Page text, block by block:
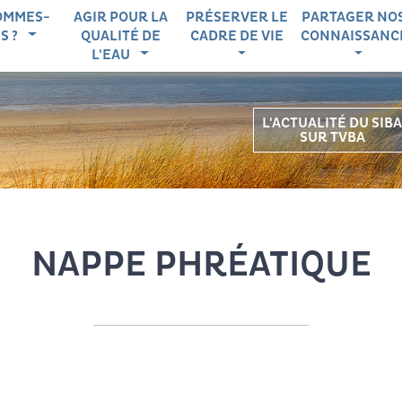
principale
?
AGIR POUR LA
QUALITÉ DE
L'EAU
PRÉSERVER LE
CADRE DE VIE
PARTAGER
L'ACTUALITÉ DU SIBA
SUR TVBA
NAPPE PHRÉATIQUE